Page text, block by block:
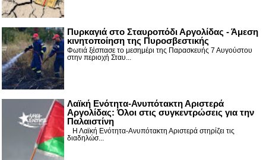
Πυρκαγιά στο Σταυροπόδι Αργολίδας - Άμεση
κινητοποίηση της Πυροσβεστικής
Φωτιά ξέσπασε το μεσημέρι της Παρασκευής 7 Αυγούστου
στην περιοχή Σταυ...
Λαϊκή Ενότητα-Ανυπότακτη Αριστερά
Αργολίδας: Όλοι στις συγκεντρώσεις για την
Παλαιστίνη
Η Λαϊκή Ενότητα-Ανυπότακτη Αριστερά στηρίζει τις
διαδηλώσ...